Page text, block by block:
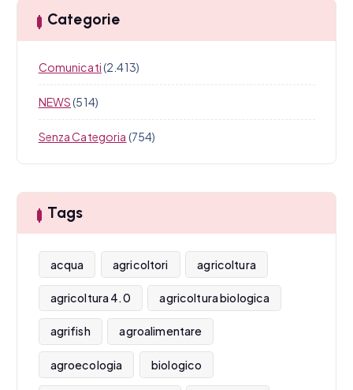
Categorie
Comunicati(2.413)
NEWS(514)
Senza Categoria (754)
Tags
acqua agricoltori agricoltura
agricoltura 4.0 agricoltura biologica
agrifish agroalimentare
agroecologia biologico